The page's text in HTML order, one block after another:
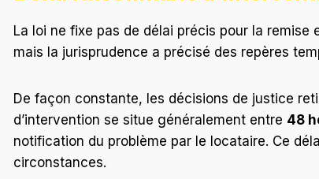
La loi ne fixe pas de délai précis pour la remise
mais la jurisprudence a précisé des repères
De façon constante, les décisions de justice
d’intervention se situe généralement entre 48
notification du problème par le locataire. Ce
circonstances.